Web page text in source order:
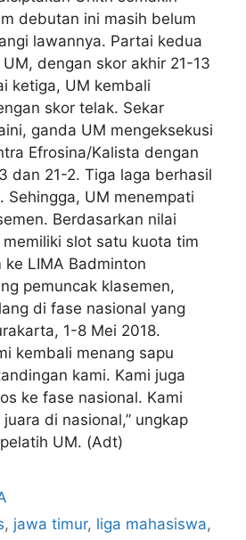
debutan ini masih belum
lawannya. Partai kedua
dengan skor akhir 21-13
ketiga, UM kembali
skor telak. Sekar
ganda UM mengeksekusi
Efrosina/Kalista dengan
dan 21-2. Tiga laga berhasil
Sehingga, UM menempati
Berdasarkan nilai
slot satu kuota tim
LIMA Badminton
pemuncak klasemen,
di fase nasional yang
1-8 Mei 2018.
kembali menang sapu
kami. Kami juga
ke fase nasional. Kami
di nasional,” ungkap
UM. (Adt)
, jawa timur, liga mahasiswa,